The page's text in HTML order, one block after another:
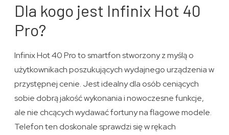
Dla kogo jest Infinix Hot 40
Pro?
Infinix Hot 40 Pro to smartfon stworzony z myślą o
użytkownikach poszukujących wydajnego urządzenia w
przystępnej cenie. Jest idealny dla osób ceniących
sobie dobrą jakość wykonania i nowoczesne funkcje,
ale nie chcących wydawać fortuny na flagowe modele.
Telefon ten doskonale sprawdzi się w rękach